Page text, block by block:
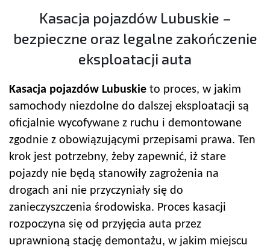
Kasacja pojazdów Lubuskie –
bezpieczne oraz legalne zakończenie
eksploatacji auta
Kasacja pojazdów Lubuskie to proces, w jakim
samochody niezdolne do dalszej eksploatacji są
oficjalnie wycofywane z ruchu i demontowane
zgodnie z obowiązującymi przepisami prawa. Ten
krok jest potrzebny, żeby zapewnić, iż stare
pojazdy nie będą stanowiły zagrożenia na
drogach ani nie przyczyniały się do
zanieczyszczenia środowiska. Proces kasacji
rozpoczyna się od przyjęcia auta przez
uprawnioną stację demontażu, w jakim miejscu